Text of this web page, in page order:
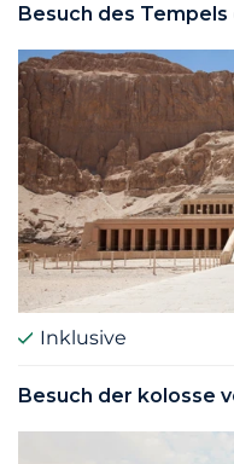
Besuch des
Inklusive
Besuch der kolosse